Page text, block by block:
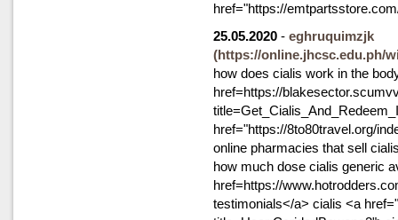
href="https://
25.05.2020 - eghruquimzjk
(https://online.jhcsc.edu.ph/
how does cialis work in the
href=https://
href="https://8to80travel.org/
online pharmacies that sell
how much dose cialis generic
href=https://
testimonials</a> cialis <a